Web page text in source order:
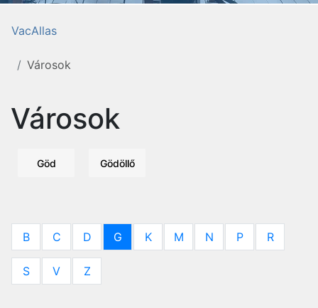
VacAllas
Városok
Városok
Göd Gödöllő
B C D G K M N P R
S V Z